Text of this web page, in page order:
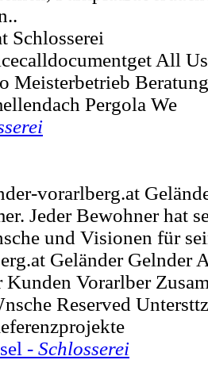
Schlosserei
All
Meisterbetrieb
Pergola We
vorarlberg.at
Jeder Bewohner hat
und Visionen für
Geländer Gelnder
Kunden Vorarlber
Reserved
- Schlosserei